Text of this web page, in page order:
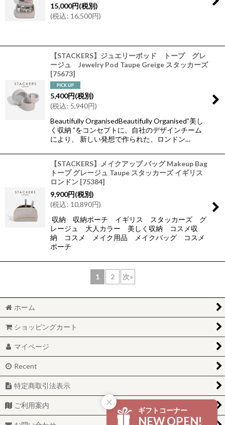
15,000円(税別)
(税込: 16,500円)
【STACKERS】ジュエリーポッド トープ グレ
ージュ Jewelry Pod Taupe Greige スタッカーズ
[75673]
5,400円(税別)
(税込: 5,940円)
Beautifully OrganisedBeautifully Organised”美し
く収納 ”をコンセプトに、自社のデザインチーム
により、 新しい発想で作られた、ロンドン…
【STACKERS】メイクアップ バッグ Makeup Bag
トープ グレージュ Taupe スタッカーズ イギリス
ロンドン [75384]
9,900円(税別)
(税込: 10,890円)
収納 収納ポーチ イギリス スタッカーズ グ
レージュ 大人カラー 美しく収納 コスメ収
納 コスメ メイク用品 メイクバッグ コスメ
ポーチ
1 2 次»
ホーム
ショッピングカート
マイページ
Recent
特定商取引法表示
ご利用案内
ギフトコーナー
NEW OPEN!